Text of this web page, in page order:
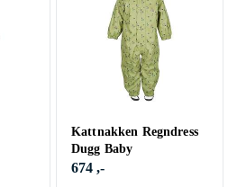
Kattnakken Regndress
Dugg Baby
674 ,-